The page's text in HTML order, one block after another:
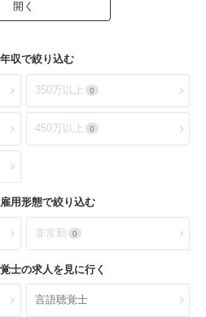
デイケア 0
訪問看護・リハ
0 有料老人ホーム
小規模多機能 0
土日休み
土日祝休み 0
年間休日110日以上 0
社会保険完備
産休育休可
収で絞り込む
350万以上 0
450万以上 0
用形態で絞り込む
非常勤 0
士の求人を見に行く
言語聴覚士